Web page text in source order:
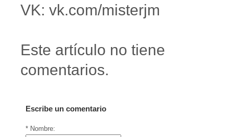
VK: vk.com/misterjm
Este artículo no tiene
comentarios.
Escribe un comentario
* Nombre: